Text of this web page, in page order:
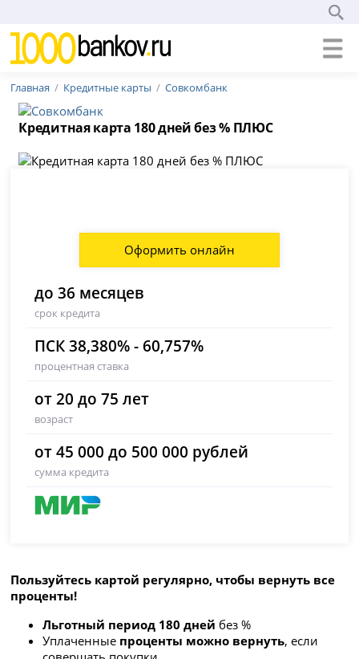
Главная Кредитные карты Совкомбанк
Кредитная карта 180 дней без % ПЛЮС
Пользуйтесь картой регулярно, чтобы вернуть все
проценты!
Льготный период 180 дней без %
Уплаченные проценты можно вернуть, если
Оформить онлайн
до 36 месяцев
срок кредита
ПСК 38,380% - 60,757%
процентная ставка
от 20 до 75 лет
возраст
от 45 000 до 500 000 рублей
сумма кредита